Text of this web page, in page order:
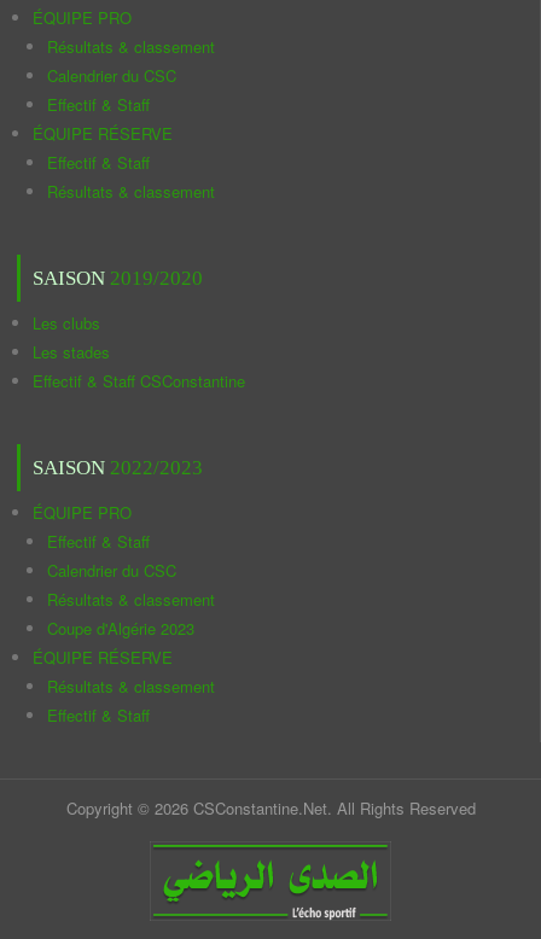
ÉQUIPE PRO
Résultats & classement
Calendrier du CSC
Effectif & Staff
ÉQUIPE RÉSERVE
Effectif & Staff
Résultats & classement
SAISON 2019/2020
Les clubs
Les stades
Effectif & Staff CSConstantine
SAISON 2022/2023
ÉQUIPE PRO
Effectif & Staff
Calendrier du CSC
Résultats & classement
Coupe d'Algérie 2023
ÉQUIPE RÉSERVE
Résultats & classement
Effectif & Staff
Copyright © 2026 CSConstantine.Net. All Rights Reserved